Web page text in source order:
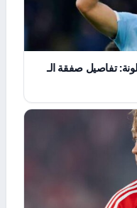
تفاصيل صفقة الـ